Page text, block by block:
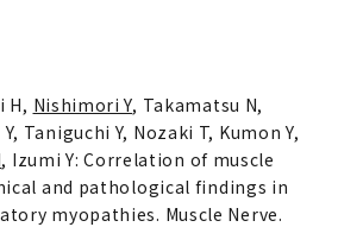
H, Nishimori Y, Takamatsu N,
Taniguchi Y, Nozaki T, Kumon Y,
, Izumi Y: Correlation of muscle
and pathological findings in
myopathies. Muscle Nerve.